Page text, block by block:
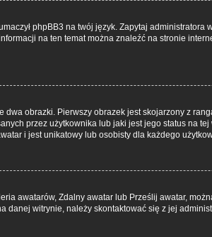
phpBB3 na twój język. Zapytaj administratora
na ten temat można znaleźć na stronie
obrazki. Pierwszy obrazek jest skojarzony z
przez użytkownika lub jaki jest jego status na
i jest unikatowy lub osobisty dla każdego
awatarów, Zdalny awatar lub Prześlij awatar,
danej witrynie, należy skontaktować się z jej